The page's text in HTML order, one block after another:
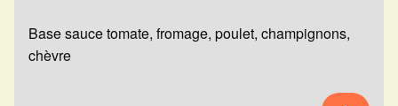
Base sauce tomate, fromage, poulet, champignons,
chèvre